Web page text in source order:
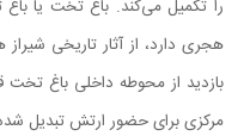
هجری دارد، از آثار تاریخی
بازدید از محوطه داخلی باغ تخت
مرکزی برای حضور ارتش تبدیل